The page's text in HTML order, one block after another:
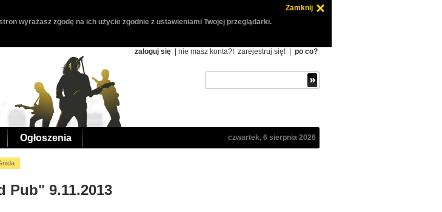
Zamknij
wyrażasz zgodę na ich użycie zgodnie z ustawieniami Twojej przeglądarki.
zaloguj się | nie masz konta?! zarejestruj się! po co?
Ogłoszenia czwartek, 6 sierpnia 2026
Pub" 9.11.2013